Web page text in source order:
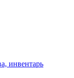
инвентарь